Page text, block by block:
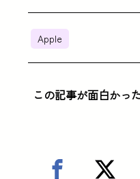
Apple
この記事が面白かっ